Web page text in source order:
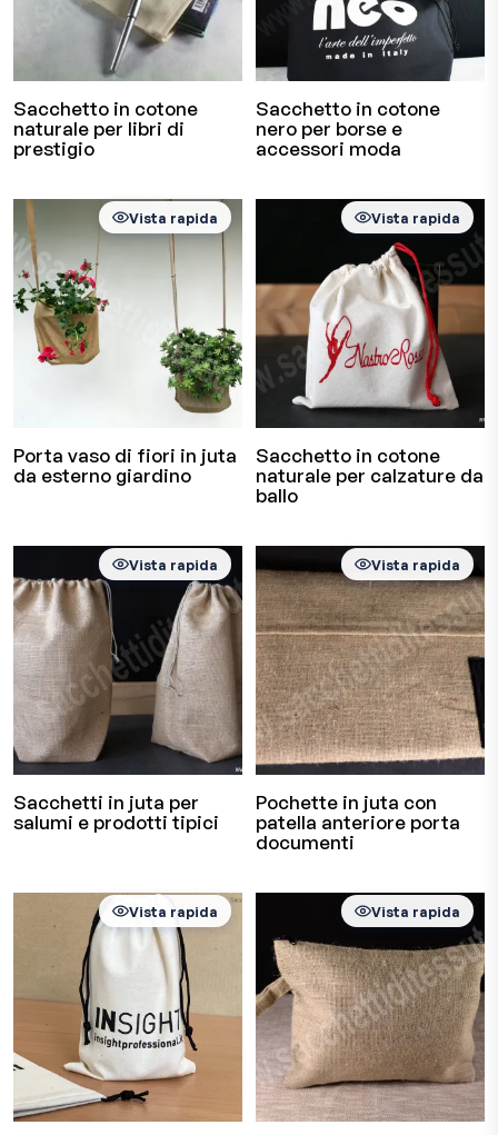
Sacchetto in cotone
naturale per libri di
prestigio
Sacchetto in cotone
nero per borse e
accessori moda
Porta vaso di fiori in juta
da esterno giardino
Vista rapida
Sacchetto in cotone
naturale per calzature da
ballo
Vista rapida
Sacchetti in juta per
salumi e prodotti tipici
Vista rapida
Pochette in juta con
patella anteriore porta
documenti
Vista rapida
Vista rapida Vista rapida